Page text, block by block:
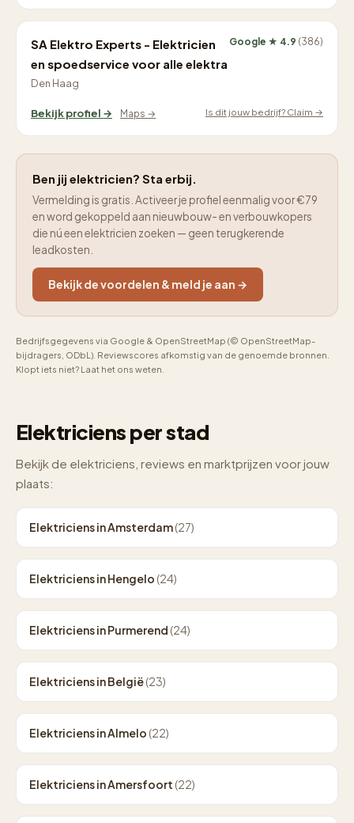
SA Elektro Experts - Elektricien
en spoedservice voor alle elektra
Den Haag
Google ★ 4.9 (386)
Bekijk profiel → Maps → Is dit jouw bedrijf? Claim →
Ben jij elektricien? Sta erbij.
Vermelding is gratis. Activeer je profiel eenmalig voor €79
en word gekoppeld aan nieuwbouw- en verbouwkopers
die nú een elektricien zoeken — geen terugkerende
leadkosten.
Bekijk de voordelen & meld je aan →
Bedrijfsgegevens via Google & OpenStreetMap (© OpenStreetMap-
bijdragers, ODbL). Reviewscores afkomstig van de genoemde bronnen.
Klopt iets niet? Laat het ons weten.
Elektriciens per stad
Bekijk de elektriciens, reviews en marktprijzen voor jouw
plaats:
Elektriciens in Amsterdam(27)
Elektriciens in Hengelo (24)
Elektriciens in Purmerend (24)
Elektriciens in België(23)
Elektriciens in Almelo (22)
Elektriciens in Amersfoort (22)